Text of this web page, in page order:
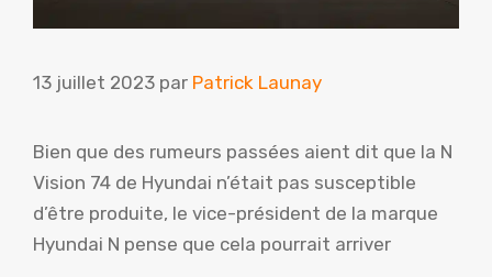
13 juillet 2023 par Patrick Launay
Bien que des rumeurs passées aient dit que la N
Vision 74 de Hyundai n’était pas susceptible
d’être produite, le vice-président de la marque
Hyundai N pense que cela pourrait arriver